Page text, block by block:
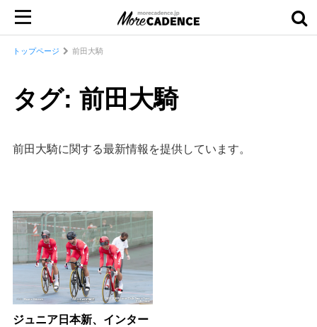
トップページ 前田大騎
タグ: 前田大騎
前田大騎に関する最新情報を提供しています。
ジュニア日本新、インター